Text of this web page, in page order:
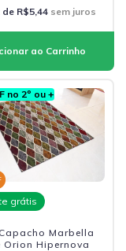
de R$5,44 sem juros
no 2º ou +
grátis
Marbella
Orion Hipernova